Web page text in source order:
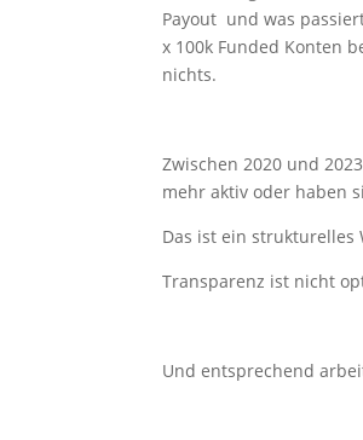
Payout und was
x 100k Funded Konten
nichts.
Zwischen 2020 und
mehr aktiv oder haben
Das ist ein strukturelles
Transparenz ist nicht
Und entsprechend